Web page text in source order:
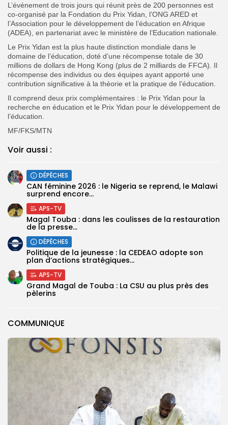
COMMUNIQUE
L’événement de trois jours qui réunit près de 200 personnes est
co-organisé par la Fondation du Prix Yidan, l’ONG ARED et
l’Association pour le développement de l’éducation en Afrique
(ADEA), en partenariat avec le ministère de l’Education nationale.
Le Prix Yidan est la plus haute distinction mondiale dans le
domaine de l’éducation, doté d’une récompense totale de 30
millions de dollars de Hong Kong (plus de 2 milliards de FFCA). Il
récompense des individus ou des équipes ayant apporté une
contribution significative à la théorie et la pratique de l’éducation.
Il comprend deux prix complémentaires : le Prix Yidan pour la
recherche en éducation et le Prix Yidan pour le développement de
l’éducation.
MF/FKS/MTN
Voir aussi :
DÉPÊCHES
‎CAN féminine 2026 : le Nigeria se reprend, le Malawi
surprend encore...
APS-TV
Magal Touba : dans les coulisses de la restauration
de la presse...
DÉPÊCHES
Politique de la jeunesse : la CEDEAO adopte son
plan d’actions stratégiques...
APS-TV
Grand Magal de Touba : La CSU au plus près des
pèlerins